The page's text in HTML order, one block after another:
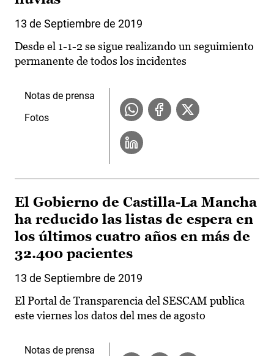
13 de Septiembre de 2019
Desde el 1-1-2 se sigue realizando un seguimiento
permanente de todos los incidentes
Notas de prensa
Fotos
El Gobierno de Castilla-La Mancha
ha reducido las listas de espera en
los últimos cuatro años en más de
32.400 pacientes
13 de Septiembre de 2019
El Portal de Transparencia del SESCAM publica
este viernes los datos del mes de agosto
Notas de prensa